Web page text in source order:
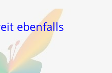
ebenfalls